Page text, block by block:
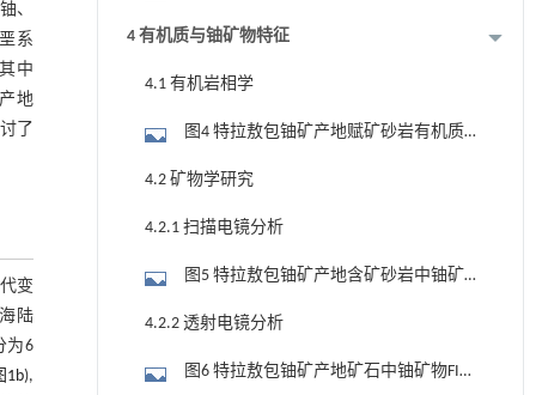
、
系
中
地
了
变
陆
为6
1b),
4 有机质与铀矿物特征
4.1 有机岩相学
图4 特拉敖包铀矿产地赋矿砂岩有机质
4.2 矿物学研究
4.2.1 扫描电镜分析
图5 特拉敖包铀矿产地含矿砂岩中铀矿
4.2.2 透射电镜分析
图6 特拉敖包铀矿产地矿石中铀矿物FIB